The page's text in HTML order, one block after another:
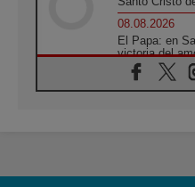
08.08.2026
El Papa: en
victoria del
08.08.2026
León XIV
07.08.2026